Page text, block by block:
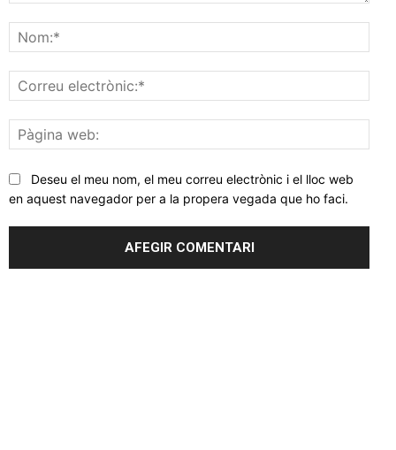
web:
Deseu el meu nom, el meu correu electrònic i el lloc web
en aquest navegador per a la propera vegada que ho faci.